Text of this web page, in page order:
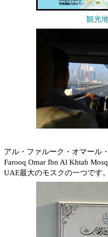
観光
アル・ファルーク・オマール
Farooq Omar Ibn Al Khtab
UAE最大のモスクの一つです。